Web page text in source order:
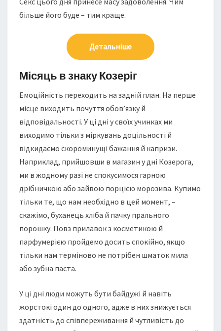
більше його буде – тим краще.
Детальніше
Місяць в знаку Козеріг
Емоційність переходить на задній план. На перше
місце виходить почуття обов’язку й
відповідальності. У ці дні у своїх учинках ми
виходимо тільки з міркувань доцільності й
відкидаємо скороминущі бажання й капризи.
Наприклад, прийшовши в магазин у дні Козерога,
ми в жодному разі не спокусимося гарною
дрібничкою або зайвою порцією морозива. Купимо
тільки те, що нам необхідно в цей момент, –
скажімо, буханець хліба й пачку прального
порошку. Повз прилавок з косметикою й
парфумерією пройдемо досить спокійно, якщо
тільки нам терміново не потрібен шматок мила
або зубна паста.
У ці дні люди можуть бути байдужі й навіть
жорстокі один до одного, адже в них знижується
здатність до співпереживання й чутливість до